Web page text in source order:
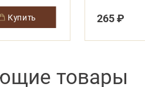
купить
265 ₽
товары